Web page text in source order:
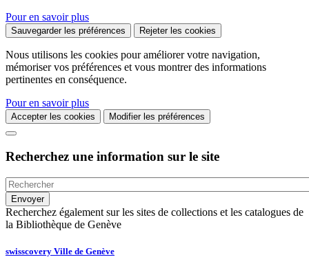
Pour en savoir plus
Sauvegarder les préférences Rejeter les cookies
Nous utilisons les cookies pour améliorer votre navigation,
mémoriser vos préférences et vous montrer des informations
pertinentes en conséquence.
Pour en savoir plus
Accepter les cookies Modifier les préférences
Recherchez une information sur le site
Recherchez également sur les sites de collections et les catalogues de
la Bibliothèque de Genève
swisscovery Ville de Genève